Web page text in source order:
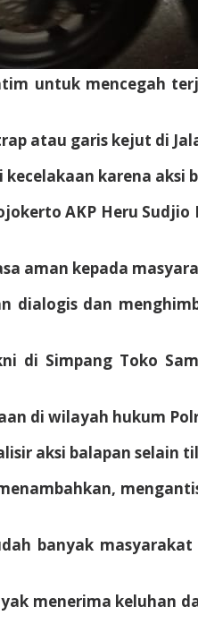
untuk mencegah
atau garis kejut di
karena
AKP Heru
aman kepada
dialogis dan
di Simpang Toko
di wilayah hukum
aksi balapan selain
banyak
menerima keluhan